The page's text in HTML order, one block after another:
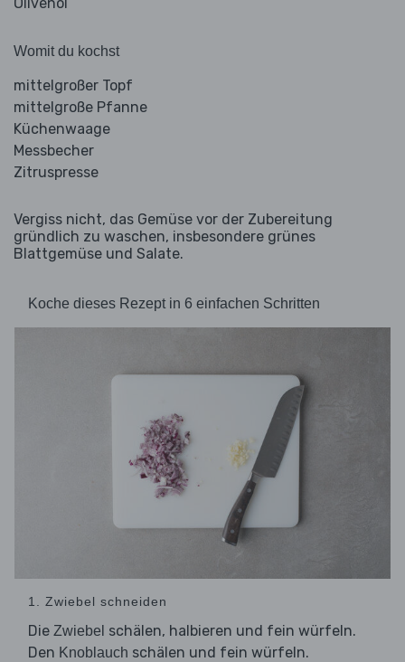
Olivenöl
Womit du kochst
mittelgroßer Topf
mittelgroße Pfanne
Küchenwaage
Messbecher
Zitruspresse
Vergiss nicht, das Gemüse vor der Zubereitung
gründlich zu waschen, insbesondere grünes
Blattgemüse und Salate.
Koche dieses Rezept in 6 einfachen Schritten
1. Zwiebel schneiden
Die Zwiebel schälen, halbieren und fein würfeln.
Den Knoblauch schälen und fein würfeln.